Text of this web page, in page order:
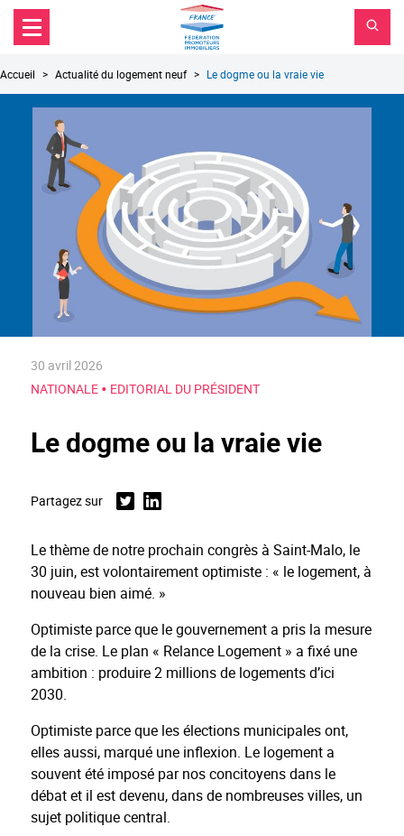
Aller au contenu principal
Aller au menu principal
Aller à la recherche
FPI
France
Accueil Actualité du logement neuf Le dogme ou la vraie vie
30 avril 2026
NATIONALE • EDITORIAL DU PRÉSIDENT
Le dogme ou la vraie vie
Partagez sur TwitterLinkedin
Le thème de notre prochain congrès à Saint-Malo, le
30 juin, est volontairement optimiste : « le logement, à
nouveau bien aimé. »
Optimiste parce que le gouvernement a pris la mesure
de la crise. Le plan « Relance Logement » a fixé une
ambition : produire 2 millions de logements d’ici
2030.
Optimiste parce que les élections municipales ont,
elles aussi, marqué une inflexion. Le logement a
souvent été imposé par nos concitoyens dans le
débat et il est devenu, dans de nombreuses villes, un
sujet politique central.